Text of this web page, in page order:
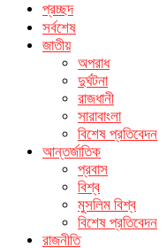
প্রচ্ছদ
সর্বশেষ
জাতীয়
অপরাধ
দুর্ঘটনা
রাজধানী
সারাবাংলা
বিশেষ প্রতিবেদন
আন্তর্জাতিক
প্রবাস
বিশ্ব
মুসলিম বিশ্ব
বিশেষ প্রতিবেদন
রাজনীতি